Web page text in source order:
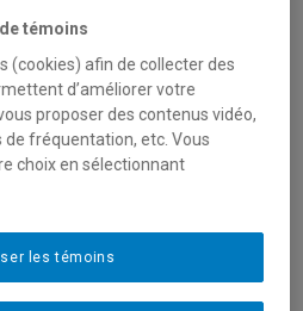
- Pôle d'études et de
urbains, Université de
associé - Géographie UQAM
Géographies canadiennes
70, Numéro 1
témoins
(cookies) afin de collecter des
d’améliorer votre
proposer des contenus vidéo,
de fréquentation, etc. Vous
choix en sélectionnant
les témoins